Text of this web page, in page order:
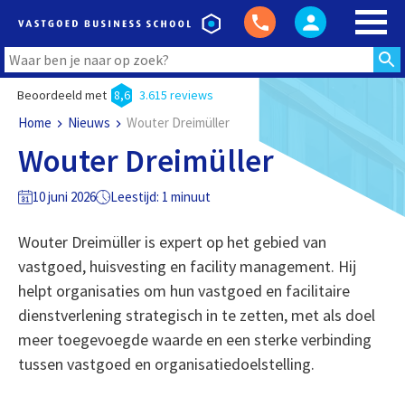
Beoordeeld met 8,6 3.615 reviews
Home Nieuws Wouter Dreimüller
Wouter Dreimüller
10 juni 2026 Leestijd: 1 minuut
Wouter Dreimüller is expert op het gebied van
vastgoed, huisvesting en facility management. Hij
helpt organisaties om hun vastgoed en facilitaire
dienstverlening strategisch in te zetten, met als doel
meer toegevoegde waarde en een sterke verbinding
tussen vastgoed en organisatiedoelstelling.